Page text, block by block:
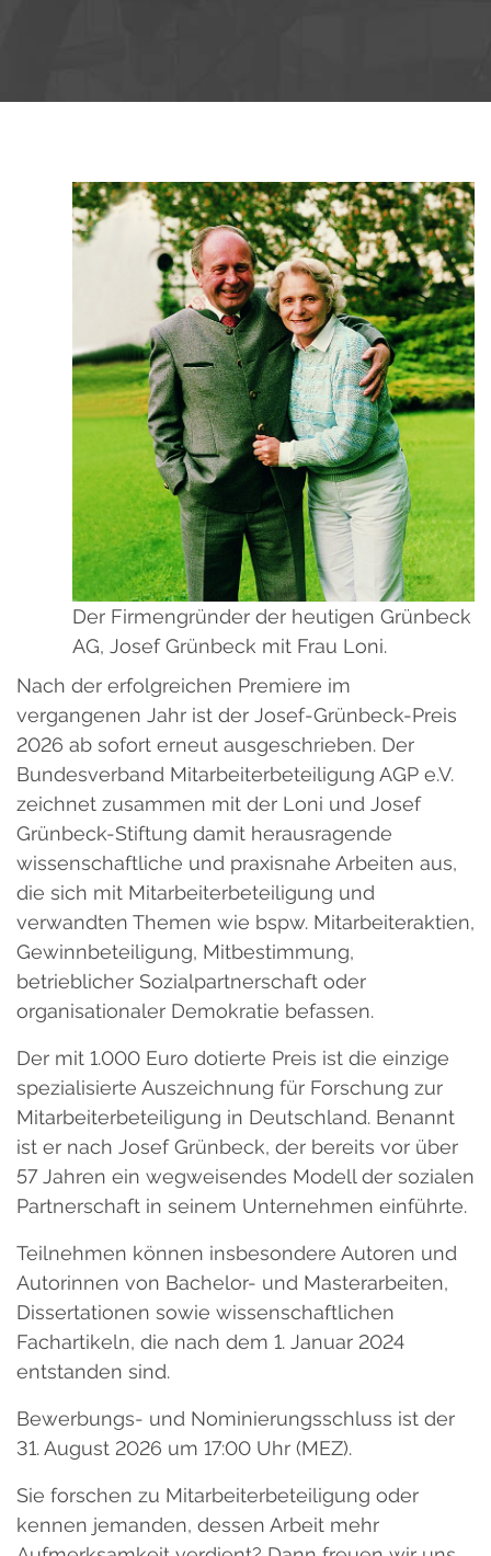
Der Firmengründer der heutigen Grünbeck
AG, Josef Grünbeck mit Frau Loni.
Nach der erfolgreichen Premiere im
vergangenen Jahr ist der Josef-Grünbeck-Preis
2026 ab sofort erneut ausgeschrieben. Der
Bundesverband Mitarbeiterbeteiligung AGP e.V.
zeichnet zusammen mit der Loni und Josef
Grünbeck-Stiftung damit herausragende
wissenschaftliche und praxisnahe Arbeiten aus,
die sich mit Mitarbeiterbeteiligung und
verwandten Themen wie bspw. Mitarbeiteraktien,
Gewinnbeteiligung, Mitbestimmung,
betrieblicher Sozialpartnerschaft oder
organisationaler Demokratie befassen.
Der mit 1.000 Euro dotierte Preis ist die einzige
spezialisierte Auszeichnung für Forschung zur
Mitarbeiterbeteiligung in Deutschland. Benannt
ist er nach Josef Grünbeck, der bereits vor über
57 Jahren ein wegweisendes Modell der sozialen
Partnerschaft in seinem Unternehmen einführte.
Teilnehmen können insbesondere Autoren und
Autorinnen von Bachelor- und Masterarbeiten,
Dissertationen sowie wissenschaftlichen
Fachartikeln, die nach dem 1. Januar 2024
entstanden sind.
Bewerbungs- und Nominierungsschluss ist der
31. August 2026 um 17:00 Uhr (MEZ).
Sie forschen zu Mitarbeiterbeteiligung oder
kennen jemanden, dessen Arbeit mehr